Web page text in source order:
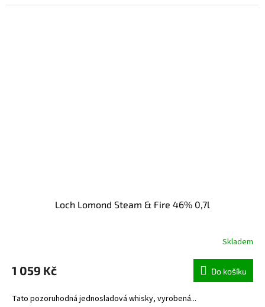
Loch Lomond Steam & Fire 46% 0,7l
Skladem
1 059 Kč Do košíku
Tato pozoruhodná jednosladová whisky, vyrobená...